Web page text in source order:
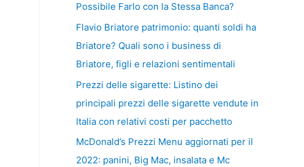
Possibile Farlo con la Stessa Banca?
Flavio Briatore patrimonio: quanti soldi ha
Briatore? Quali sono i business di
Briatore, figli e relazioni sentimentali
Prezzi delle sigarette: Listino dei
principali prezzi delle sigarette vendute in
Italia con relativi costi per pacchetto
McDonald’s Prezzi Menu aggiornati per il
2022: panini, Big Mac, insalata e Mc